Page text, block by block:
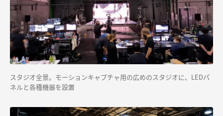
スタジオ全景。モーションキャプチャ用の広めのスタジオに、LEDパ
ネルと各種機器を設置